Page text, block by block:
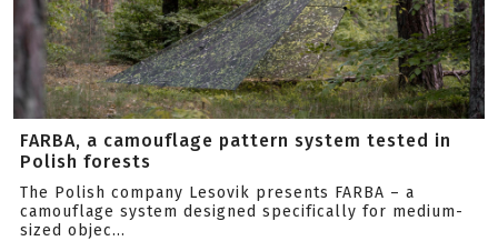
FARBA, a camouflage pattern system tested in
Polish forests
The Polish company Lesovik presents FARBA – a
camouflage system designed specifically for medium-
sized objec...